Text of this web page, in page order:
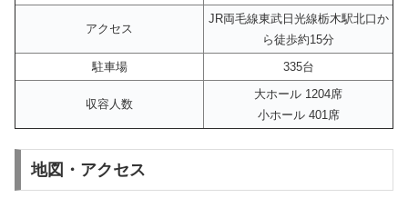
アクセス
JR両毛線東武日光線栃木駅北口か
ら徒歩約15分
駐車場
335台
収容人数
大ホール 1204席
小ホール 401席
地図・アクセス